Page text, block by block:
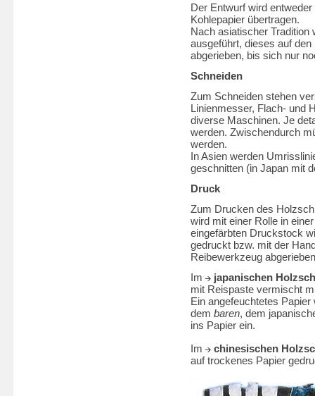
Der Entwurf wird
Kohlepapier übertragen.
Nach asiatischer Tradition
ausgeführt, dieses auf
abgerieben, bis sich nur
Schneiden
Zum Schneiden stehen
Linienmesser, Flach- und
diverse Maschinen. Je
werden. Zwischendurch
werden.
In Asien werden
geschnitten (in Japan mit
Druck
Zum Drucken des
wird mit einer Rolle in
eingefärbten Druckstock
gedruckt bzw. mit der
Reibewerkzeug
Im
japanischen
mit Reispaste vermischt
Ein angefeuchtetes
dem baren, dem
ins Papier ein.
Im
chinesischen
auf trockenes Papier